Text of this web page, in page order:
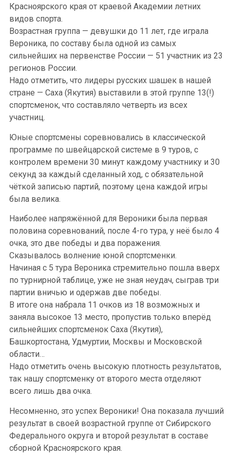
Красноярского края от краевой Академии летних
видов спорта.
Возрастная группа — девушки до 11 лет, где играла
Вероника, по составу была одной из самых
сильнейших на первенстве России — 51 участник из 23
регионов России.
Надо отметить, что лидеры русских шашек в нашей
стране — Саха (Якутия) выставили в этой группе 13(!)
спортсменок, что составляло четверть из всех
участниц.
Юные спортсмены соревновались в классической
программе по швейцарской системе в 9 туров, с
контролем времени 30 минут каждому участнику и 30
секунд за каждый сделанный ход, с обязательной
чёткой записью партий, поэтому цена каждой игры
была велика.
Наиболее напряжённой для Вероники была первая
половина соревнований, после 4-го тура, у неё было 4
очка, это две победы и два поражения.
Сказывалось волнение юной спортсменки.
Начиная с 5 тура Вероника стремительно пошла вверх
по турнирной таблице, уже не зная неудач, сыграв три
партии вничью и одержав две победы.
В итоге она набрала 11 очков из 18 возможных и
заняла высокое 13 место, пропустив только вперёд
сильнейших спортсменок Саха (Якутия),
Башкортостана, Удмуртии, Москвы и Московской
области…
Надо отметить очень высокую плотность результатов,
так нашу спортсменку от второго места отделяют
всего лишь два очка.
Несомненно, это успех Вероники! Она показала лучший
результат в своей возрастной группе от Сибирского
Федерального округа и второй результат в составе
сборной Красноярского края.